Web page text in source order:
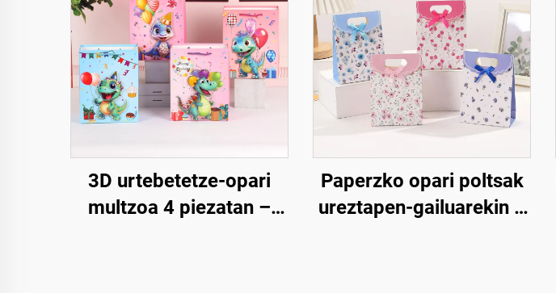
3D urtebetetze-opari
multzoa 4 piezatan –
Paperzko opari poltsak
ureztapen-gailuarekin –